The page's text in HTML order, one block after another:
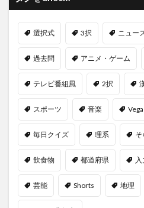
選択式 3択 ニュー
過去問 アニメ・ゲーム
テレビ番組風 2択
スポーツ 音楽 Vega
毎日クイズ 理系
飲食物 都道府県
芸能 Shorts 地理